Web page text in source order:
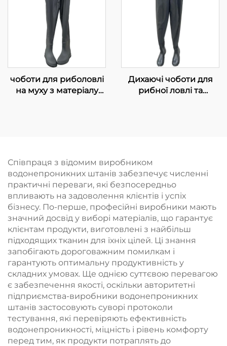
чоботи для риболовлі
на муху з матеріалу
Дихаючі чоботи для
рибної ловлі та
Співпраця з відомим виробником
водонепроникних штанів забезпечує численні
практичні переваги, які безпосередньо
впливають на задоволення клієнтів і успіх
бізнесу. По-перше, професійні виробники мають
значний досвід у виборі матеріалів, що гарантує
клієнтам продукти, виготовлені з найбільш
підходящих тканин для їхніх цілей. Ці знання
запобігають дороговажним помилкам і
гарантують оптимальну продуктивність у
складних умовах. Ще однією суттєвою перевагою
є забезпечення якості, оскільки авторитетні
підприємства-виробники водонепроникних
штанів застосовують суворі протоколи
тестування, які перевіряють ефективність
водонепроникності, міцність і рівень комфорту
перед тим, як продукти потраплять до